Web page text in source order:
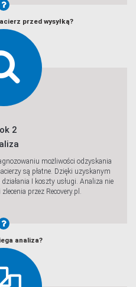
przed wysyłką?
2
możliwości odzyskania
są płatne. Dzięki uzyskanym
I koszty usługi. Analiza nie
przez Recovery.pl.
analiza?